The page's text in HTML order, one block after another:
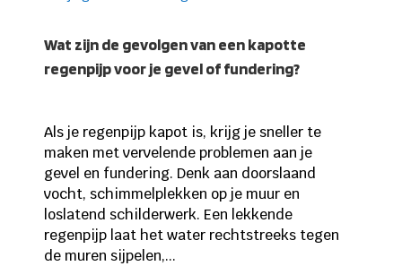
Wat zijn de gevolgen van een kapotte
regenpijp voor je gevel of fundering?
Als je regenpijp kapot is, krijg je sneller te
maken met vervelende problemen aan je
gevel en fundering. Denk aan doorslaand
vocht, schimmelplekken op je muur en
loslatend schilderwerk. Een lekkende
regenpijp laat het water rechtstreeks tegen
de muren sijpelen,...